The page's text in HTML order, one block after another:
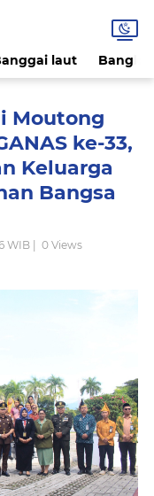
laut
Moutong
ke-33,
Keluarga
Bangsa
WIB | 0Views